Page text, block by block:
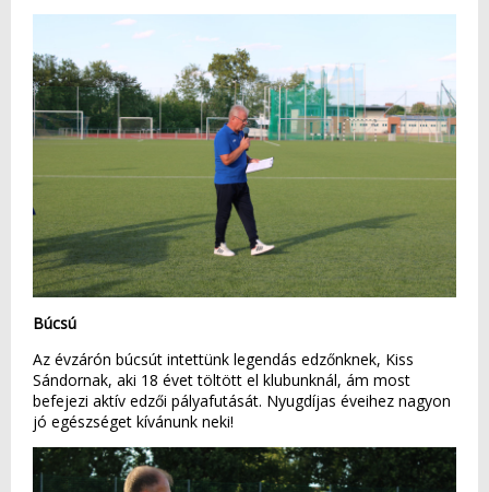
Búcsú
Az évzárón búcsút intettünk legendás edzőnknek, Kiss
Sándornak, aki 18 évet töltött el klubunknál, ám most
befejezi aktív edzői pályafutását. Nyugdíjas éveihez nagyon
jó egészséget kívánunk neki!